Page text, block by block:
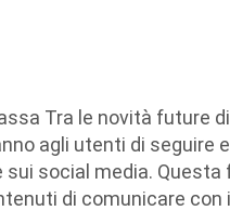
Tra le novità future di
agli utenti di seguire
social media.
di comunicare con